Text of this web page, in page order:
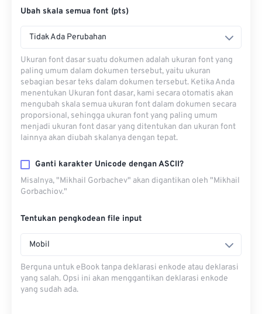
Ubah skala semua font (pts)
Tidak Ada Perubahan
Ukuran font dasar suatu dokumen adalah ukuran font yang
paling umum dalam dokumen tersebut, yaitu ukuran
sebagian besar teks dalam dokumen tersebut. Ketika Anda
menentukan Ukuran font dasar, kami secara otomatis akan
mengubah skala semua ukuran font dalam dokumen secara
proporsional, sehingga ukuran font yang paling umum
menjadi ukuran font dasar yang ditentukan dan ukuran font
lainnya akan diubah skalanya dengan tepat.
Ganti karakter Unicode dengan ASCII?
Misalnya, "Mikhail Gorbachev" akan digantikan oleh "Mikhail
Gorbachiov."
Tentukan pengkodean file input
Mobil
Berguna untuk eBook tanpa deklarasi enkode atau deklarasi
yang salah. Opsi ini akan menggantikan deklarasi enkode
yang sudah ada.